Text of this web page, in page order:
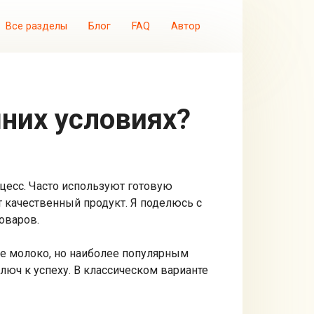
Все разделы Блог FAQ Автор
условиях?
Часто используют готовую
качественный продукт. Я поделюсь с
молоко, но наиболее популярным
к успеху. В классическом варианте